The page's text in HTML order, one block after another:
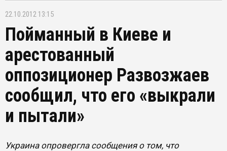
22.10.2012 13:15
Пойманный в Киеве и
арестованный
оппозиционер Развозжаев
сообщил, что его «выкрали
и пытали»
Украина опровергла сообщения о том, что